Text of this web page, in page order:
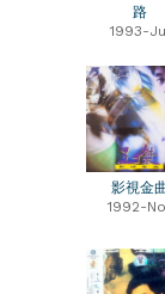
路
1993-
影視金
1992-